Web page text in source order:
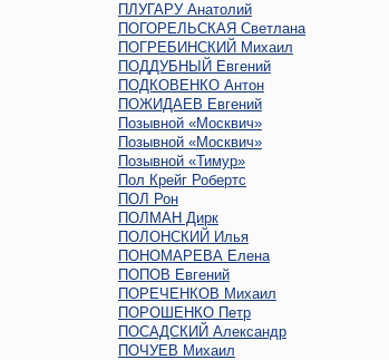
ПЛУГАРУ Анатолий
ПОГОРЕЛЬСКАЯ Светлана
ПОГРЕБИНСКИЙ Михаил
ПОДДУБНЫЙ Евгений
ПОДКОВЕНКО Антон
ПОЖИДАЕВ Евгений
Позывной «Москвич»
Позывной «Москвич»
Позывной «Тимур»
Пол Крейг Робертс
ПОЛ Рон
ПОЛМАН Дирк
ПОЛОНСКИЙ Илья
ПОНОМАРЕВА Елена
ПОПОВ Евгений
ПОРЕЧЕНКОВ Михаил
ПОРОШЕНКО Петр
ПОСАДСКИЙ Александр
ПОЧУЕВ Михаил